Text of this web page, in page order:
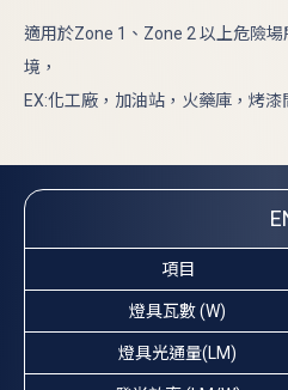
適用於Zone 1、Zone 2 以上危險
境，
EX:化工廠，加油站，火藥庫，烤漆
項目
燈具瓦數 (W)
燈具光通量(LM)